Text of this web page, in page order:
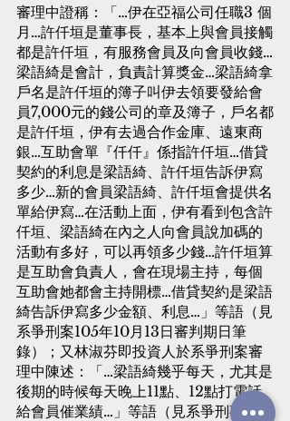
審理中證稱：「…伊在亞福公司任職3 個
月…許仟垣是董事長，基本上與會員接觸
都是許仟垣，有服務會員及向會員收錢…
梁語綺是會計，負責計算獎金…梁語綺拿
戶名是許仟垣的簿子叫伊去領要發給會
員7,000元的錢公司的章及簿子，戶名都
是許仟垣，伊有去過合作金庫、遠東商
銀…互助會單『仟仟』係指許仟垣…借貸
契約的利息是梁語綺、許仟垣告訴伊寫
多少…新的會員梁語綺、許仟垣會提供名
單給伊寫…在活動上面，伊有看到包含許
仟垣、梁語綺在內之人向會員說加碼的
活動有多好，可以再領多少錢…許仟垣算
是互助會負責人，會在現場主持，每個
互助會她都會主持開標…借貸契約是梁語
綺告訴伊寫多少金額、利息…」等語（見
系爭刑案105年10月13日審判期日筆
錄）；又林淑芬即投資人於系爭刑案審
理中陳述：「…梁語綺幾乎每天，尤其是
後期的時候每天晚上11點、12點打電話
給會員催業績…」等語（見系爭刑事案件